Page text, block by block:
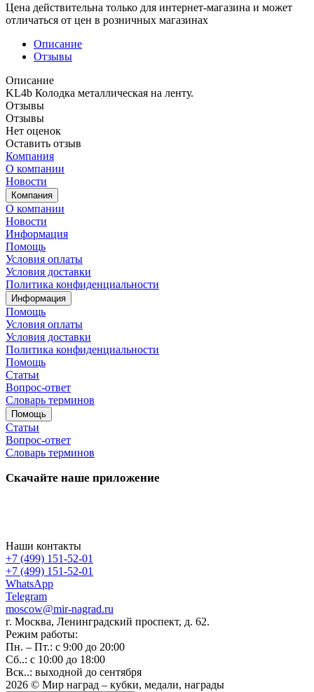
Цена действительна только для интернет-магазина и может
отличаться от цен в розничных магазинах
Описание
Отзывы
Описание
KL4b Колодка металлическая на ленту.
Отзывы
Отзывы
Нет оценок
Оставить отзыв
Компания
О компании
Новости
Компания
О компании
Новости
Информация
Помощь
Условия оплаты
Условия доставки
Политика конфиденциальности
Информация
Помощь
Условия оплаты
Условия доставки
Политика конфиденциальности
Помощь
Статьи
Вопрос-ответ
Словарь терминов
Помощь
Статьи
Вопрос-ответ
Словарь терминов
Скачайте наше приложение
Наши контакты
+7 (499) 151-52-01
+7 (499) 151-52-01
WhatsApp
Telegram
moscow@mir-nagrad.ru
г. Москва, Ленинградский проспект, д. 62.
Режим работы:
Пн. – Пт.: с 9:00 до 20:00
Сб..: с 10:00 до 18:00
Вск..: выходной до сентября
2026 © Мир наград – кубки, медали, награды